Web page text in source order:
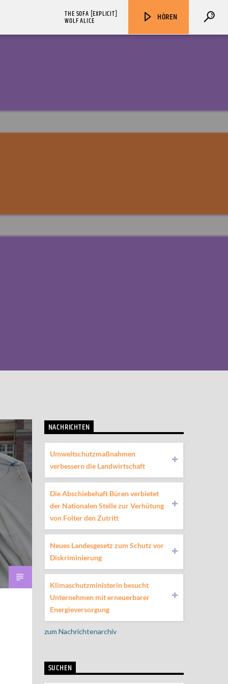
HÖREN
THE SOFA [EXPLICIT]
WOLF ALICE
NACHRICHTEN
Umweltschutzmaßnahmen
verbessern die Landwirtschaft
Die Abschiebehaft Büren verbietet
der Nationalen Stelle zur Verhütung
von Folter den Zutritt
Neues Landesgesetz zum Schutz vor
Diskriminierung
Klimaschutzministerin besucht
Unternehmen mit erneuerbarer
Energieversorgung
zum Nachrichtenarchiv
SUCHEN